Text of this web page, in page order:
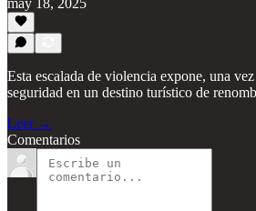
Esta escalada de violencia expone, una
seguridad en un destino turístico de
Leer →
Comentarios